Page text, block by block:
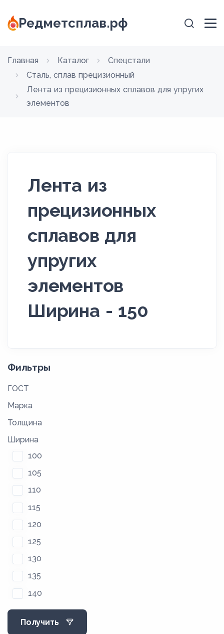
Редметсплав.рф
Главная Каталог
Спецстали
Сталь, сплав прецизионный
Лента из прецизионных сплавов для упругих
элементов
Лента из
прецизионных
сплавов для
упругих
элементов
Ширина - 150
Фильтры
ГОСТ
Марка
Толщина
Ширина
100
105
110
115
120
125
130
135
140
145
150
Получить